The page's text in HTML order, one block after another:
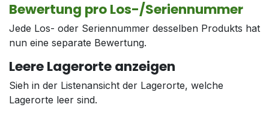
Bewertung pro Los-/Seriennummer
Jede Los- oder Seriennummer desselben Produkts hat
nun eine separate Bewertung.
Leere Lagerorte anzeigen
Sieh in der Listenansicht der Lagerorte, welche
Lagerorte leer sind.